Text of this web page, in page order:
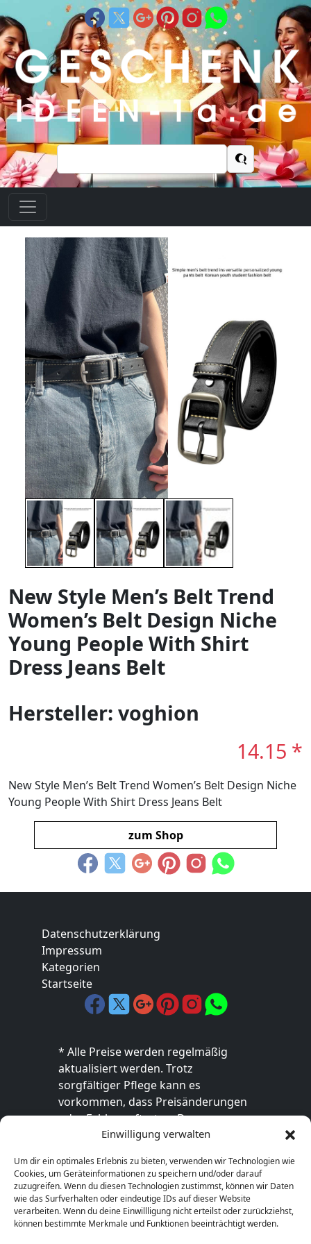
Einwilligung verwalten
Um dir ein optimales Erlebnis zu bieten, verwenden wir Technologien wie
Cookies, um Geräteinformationen zu speichern und/oder darauf
zuzugreifen. Wenn du diesen Technologien zustimmst, können wir Daten
wie das Surfverhalten oder eindeutige IDs auf dieser Website
verarbeiten. Wenn du deine Einwillligung nicht erteilst oder zurückziehst,
können bestimmte Merkmale und Funktionen beeinträchtigt werden.
Suchen
nach:
New Style Men’s Belt Trend
Women’s Belt Design Niche
Young People With Shirt
Dress Jeans Belt
Hersteller: voghion
14.15 *
New Style Men’s Belt Trend Women’s Belt Design Niche
Young People With Shirt Dress Jeans Belt
zum Shop
Datenschutzerklärung
Impressum
Kategorien
Startseite
* Alle Preise werden regelmäßig
aktualisiert werden. Trotz
sorgfältiger Pflege kann es
vorkommen, dass Preisänderungen
oder Fehler auftreten. Der
endgültige Preis sowie die
ausschließlich im jeweiligen Online-
Shop des Anbieters verbindlich. Bitte
überprüfe den Preis vor dem Kauf
direkt beim Händler.